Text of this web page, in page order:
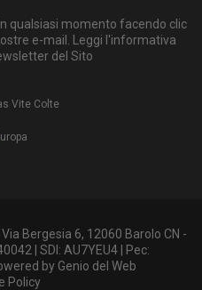
qualsiasi momento facendo clic
e-mail. Leggi l'informativa
del Sito
Bergesia 6, 12060 Barolo CN -
| SDI: AU7YEU4 | Pec:
by Genio del Web
Policy